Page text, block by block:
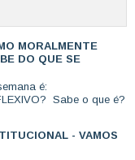
MORALMENTE
DO QUE SE
é:
Sabe o que é?
- VAMOS